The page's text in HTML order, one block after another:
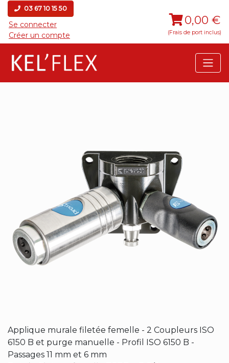
03 67 10 15 50
Se connecter
Créer un compte
0,00 €
(Frais de port inclus)
Applique murale filetée femelle - 2 Coupleurs ISO
6150 B et purge manuelle - Profil ISO 6150 B -
Passages 11 mm et 6 mm